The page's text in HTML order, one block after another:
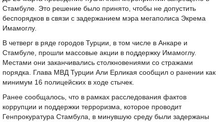
Стамбуле. Это решение было принято, чтобы не допустить
беспорядков в связи с задержанием мэра мегаполиса Экрема
Имамоглу.
В четверг в ряде городов Турции, в том числе в Анкаре и
Стамбуле, прошли массовые акции в поддержку Имамоглу.
Местами они заканчивались столкновениями со стражами
порядка. Глава МВД Турции Али Ерликая сообщил о ранении как
минимум 16 полицейских в ходе стычек.
Ранее сообщалось, что в рамках расследования фактов
коррупции и поддержки терроризма, которое проводит
Генпрокуратура Стамбула, в минувшую среду были задержаны